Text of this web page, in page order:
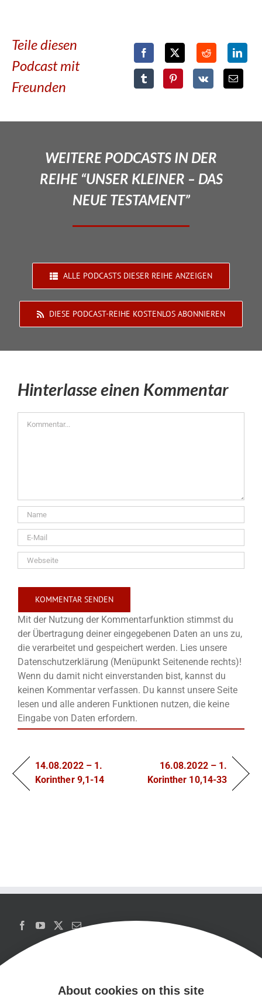
Teile diesen
Podcast mit
Freunden
WEITERE PODCASTS IN DER
REIHE “UNSER KLEINER – DAS
NEUE TESTAMENT”
ALLE PODCASTS DIESER REIHE ANZEIGEN
DIESE PODCAST-REIHE KOSTENLOS ABONNIEREN
Hinterlasse einen Kommentar
Mit der Nutzung der Kommentarfunktion stimmst du
der Übertragung deiner eingegebenen Daten an uns zu,
die verarbeitet und gespeichert werden. Lies unsere
Datenschutzerklärung (Menüpunkt Seitenende rechts)!
Wenn du damit nicht einverstanden bist, kannst du
keinen Kommentar verfassen. Du kannst unsere Seite
lesen und alle anderen Funktionen nutzen, die keine
Eingabe von Daten erfordern.
14.08.2022 – 1.
Korinther 9,1-14
16.08.2022 – 1.
Korinther 10,14-33
About cookies on this site